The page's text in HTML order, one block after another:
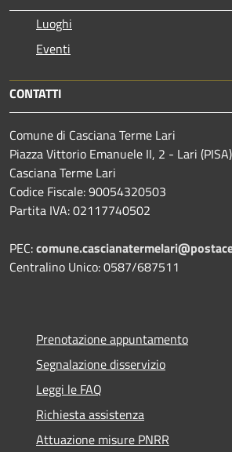
Luoghi
Eventi
CONTATTI
Comune di Casciana Terme Lari
Piazza Vittorio Emanuele II, 2 - Lari
Casciana Terme Lari
Codice Fiscale: 90054320503
Partita IVA: 02117740502
PEC:
Centralino Unico: 0587/687511
Prenotazione appuntamento
Segnalazione disservizio
Leggi le FAQ
Richiesta assistenza
Attuazione misure PNRR